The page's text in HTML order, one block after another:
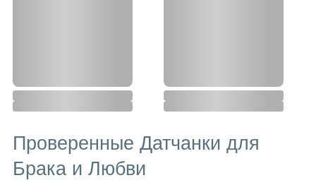
Проверенные Датчанки для
Брака и Любви